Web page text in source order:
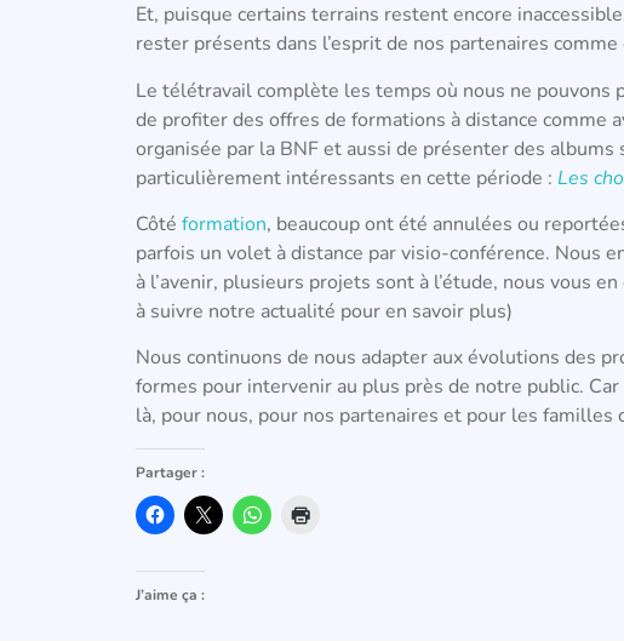
Et, puisque certains terrains restent encore
rester présents dans l’esprit de nos partenaires
Le télétravail complète les temps où nous ne
de profiter des offres de formations à distance comme
organisée par la BNF et aussi de présenter des
particulièrement intéressants en cette période : Les
Côté formation, beaucoup ont été annulées ou
parfois un volet à distance par visio-conférence. Nous
à l’avenir, plusieurs projets sont à l’étude, nous vous
à suivre notre actualité pour en savoir plus)
Nous continuons de nous adapter aux évolutions des
formes pour intervenir au plus près de notre public.
là, pour nous, pour nos partenaires et pour les familles
Partager :
J’aime ça :